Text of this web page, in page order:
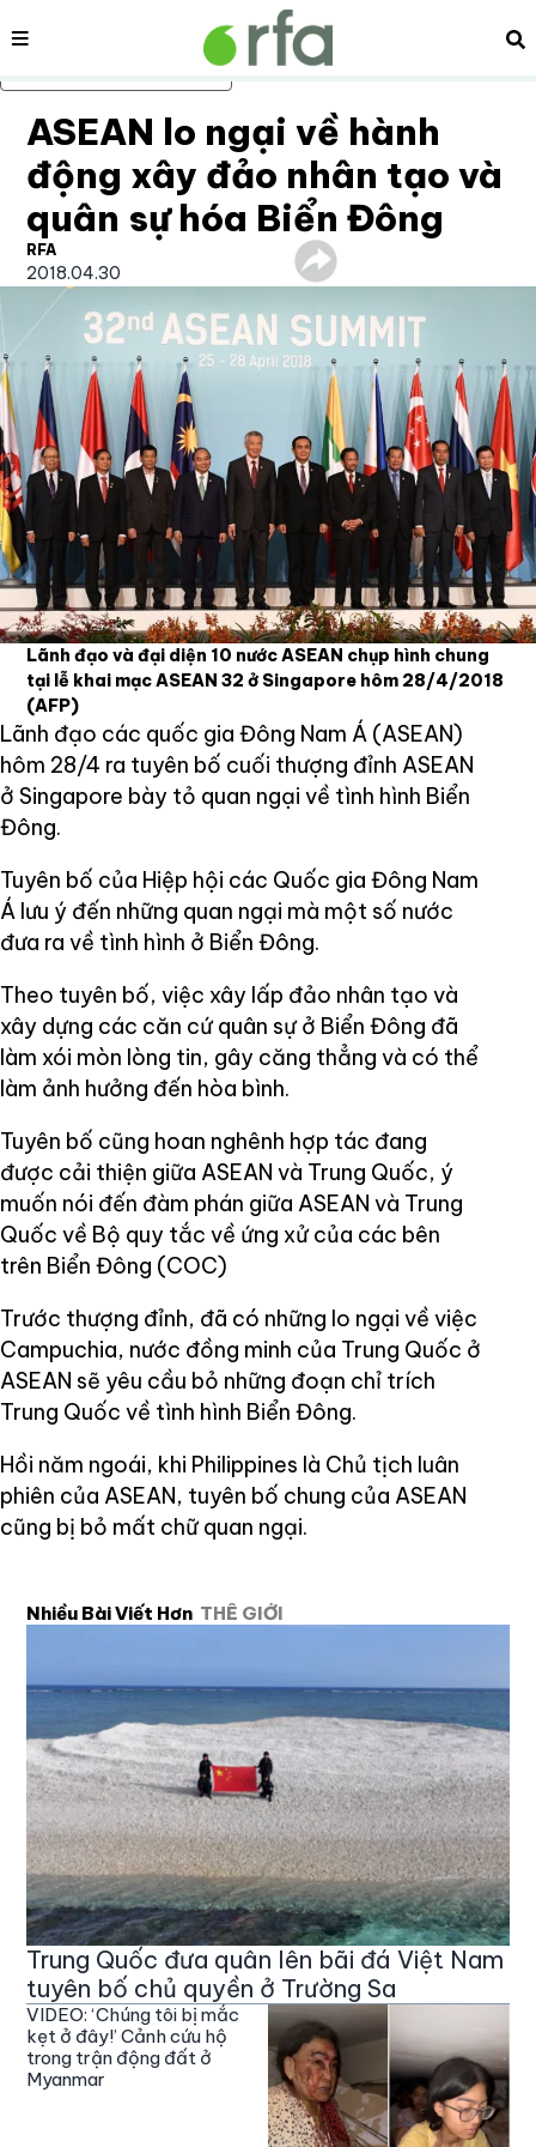
Bỏ qua nội dung chính
Nội dung
ASEAN lo ngại về hành
động xây đảo nhân tạo và
quân sự hóa Biển Đông
RFA
2018.04.30
Lãnh đạo và đại diện 10 nước ASEAN chụp hình chung
tại lễ khai mạc ASEAN 32 ở Singapore hôm 28/4/2018
(AFP)
Lãnh đạo các quốc gia Đông Nam Á (ASEAN)
hôm 28/4 ra tuyên bố cuối thượng đỉnh ASEAN
ở Singapore bày tỏ quan ngại về tình hình Biển
Đông.
Tuyên bố của Hiệp hội các Quốc gia Đông Nam
Á lưu ý đến những quan ngại mà một số nước
đưa ra về tình hình ở Biển Đông.
Theo tuyên bố, việc xây lấp đảo nhân tạo và
xây dựng các căn cứ quân sự ở Biển Đông đã
làm xói mòn lòng tin, gây căng thẳng và có thể
làm ảnh hưởng đến hòa bình.
Tuyên bố cũng hoan nghênh hợp tác đang
được cải thiện giữa ASEAN và Trung Quốc, ý
muốn nói đến đàm phán giữa ASEAN và Trung
Quốc về Bộ quy tắc về ứng xử của các bên
trên Biển Đông (COC)
Trước thượng đỉnh, đã có những lo ngại về việc
Campuchia, nước đồng minh của Trung Quốc ở
ASEAN sẽ yêu cầu bỏ những đoạn chỉ trích
Trung Quốc về tình hình Biển Đông.
Hồi năm ngoái, khi Philippines là Chủ tịch luân
phiên của ASEAN, tuyên bố chung của ASEAN
cũng bị bỏ mất chữ quan ngại.
Nhiều Bài Viết Hơn THẾ GIỚI
Trung Quốc đưa quân lên bãi đá Việt Nam
tuyên bố chủ quyền ở Trường Sa
VIDEO: ‘Chúng tôi bị mắc
kẹt ở đây!’ Cảnh cứu hộ
trong trận động đất ở
Myanmar